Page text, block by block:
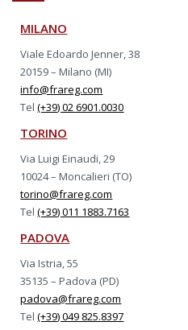
MILANO
Viale Edoardo Jenner, 38
20159 – Milano (MI)
info@frareg.com
Tel(+39) 02 6901.0030
TORINO
Via Luigi Einaudi, 29
10024 – Moncalieri (TO)
torino@frareg.com
Tel(+39) 011 1883.7163
PADOVA
Via Istria, 55
35135 – Padova (PD)
padova@frareg.com
Tel(+39) 049 825.8397